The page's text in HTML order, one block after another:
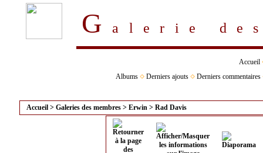
Galerie
Accueil
Albums
Derniers ajouts Derniers commentaires
Accueil > Galeries des membres > Erwin > Rad Davis